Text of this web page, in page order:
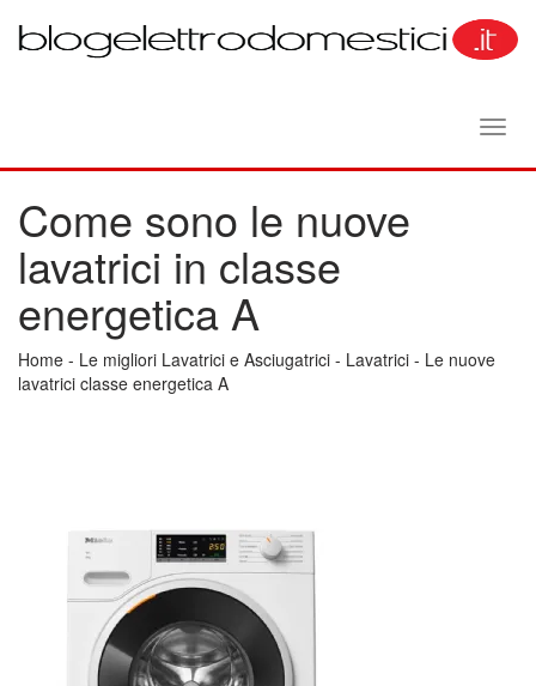
Come sono le nuove
lavatrici in classe
energetica A
Home - Le migliori Lavatrici e Asciugatrici - Lavatrici - Le nuove
lavatrici classe energetica A